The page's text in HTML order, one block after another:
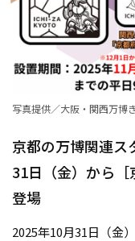
写真提供／大阪・関西万博
京都の万博関連ス
31日（金）から
登場
2025年10月31日（金